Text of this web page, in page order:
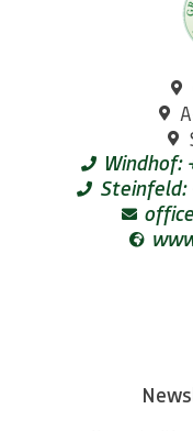
Windhof:
Steinfeld: